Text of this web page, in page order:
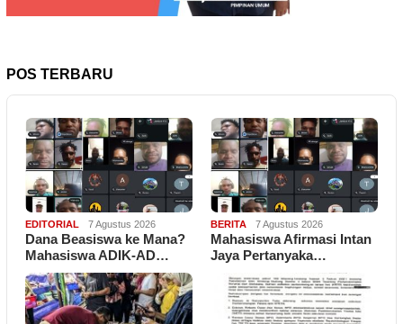
POS TERBARU
EDITORIAL 7 Agustus 2026
Dana Beasiswa ke Mana?
Mahasiswa ADIK-AD…
BERITA 7 Agustus 2026
Mahasiswa Afirmasi Intan
Jaya Pertanyaka…